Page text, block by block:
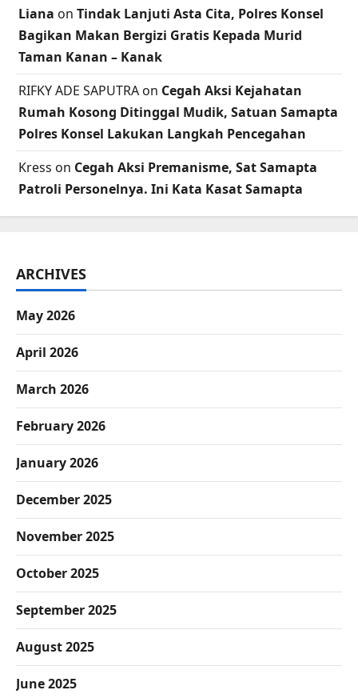
Liana on Tindak Lanjuti Asta Cita, Polres Konsel
Bagikan Makan Bergizi Gratis Kepada Murid
Taman Kanan – Kanak
RIFKY ADE SAPUTRA on Cegah Aksi Kejahatan
Rumah Kosong Ditinggal Mudik, Satuan Samapta
Polres Konsel Lakukan Langkah Pencegahan
Kress on Cegah Aksi Premanisme, Sat Samapta
Patroli Personelnya. Ini Kata Kasat Samapta
ARCHIVES
May 2026
April 2026
March 2026
February 2026
January 2026
December 2025
November 2025
October 2025
September 2025
August 2025
June 2025